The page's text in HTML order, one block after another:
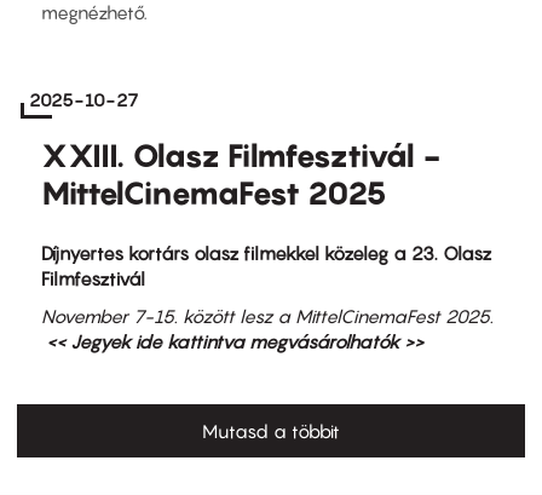
megnézhető.
2025-10-27
XXIII. Olasz Filmfesztivál -
MittelCinemaFest 2025
Díjnyertes kortárs olasz filmekkel közeleg a 23. Olasz
Filmfesztivál
November 7-15. között lesz a MittelCinemaFest 2025.
<< Jegyek ide kattintva megvásárolhatók >>
Mutasd a többit